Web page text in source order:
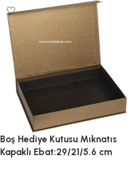
Boş Hediye Kutusu Mıknatıs
Kapaklı Ebat:29/21/5.6 cm